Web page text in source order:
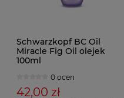
Schwarzkopf BC Oil
Miracle Fig Oil olejek
100ml
0 ocen
42,00 zł